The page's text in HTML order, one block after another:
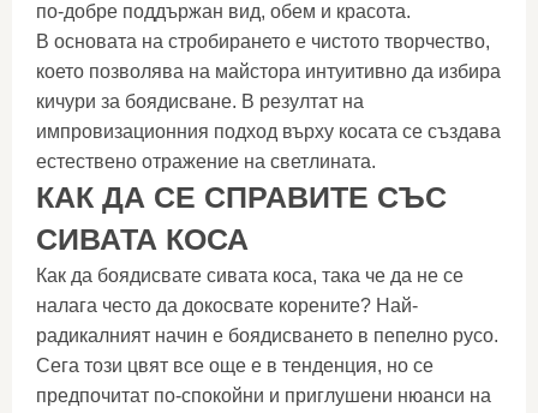
по-добре поддържан вид, обем и красота.
В основата на стробирането е чистото творчество,
което позволява на майстора интуитивно да избира
кичури за боядисване. В резултат на
импровизационния подход върху косата се създава
естествено отражение на светлината.
КАК ДА СЕ СПРАВИТЕ СЪС
СИВАТА КОСА
Как да боядисвате сивата коса, така че да не се
налага често да докосвате корените? Най-
радикалният начин е боядисването в пепелно русо.
Сега този цвят все още е в тенденция, но се
предпочитат по-спокойни и приглушени нюанси на